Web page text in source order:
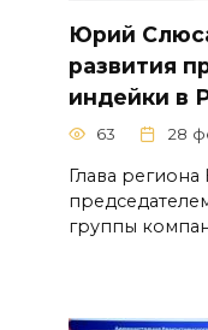
Юрий
развития
индейки в
63 28
Глава
группы